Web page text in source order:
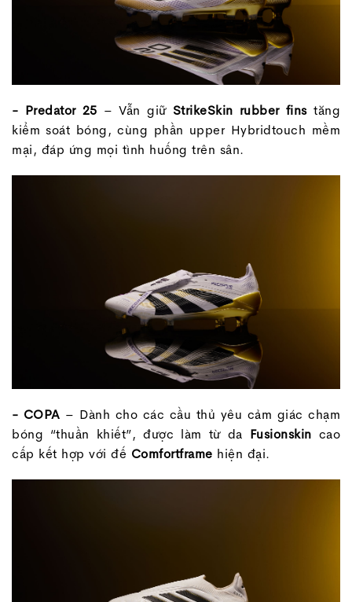
- Predator 25 – Vẫn giữ StrikeSkin rubber finstăng
kiểm soát bóng, cùng phần upper Hybridtouch mềm
mại, đáp ứng mọi tình huống trên sân.
- COPA – Dành cho các cầu thủ yêu cảm giác chạm
bóng “thuần khiết”, được làm từ da Fusionskin cao
cấp kết hợp với đế Comfortframe hiện đại.